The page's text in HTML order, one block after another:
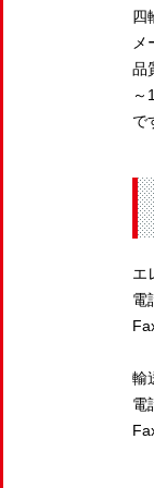
四
品
～
で
エ
電
輸
電